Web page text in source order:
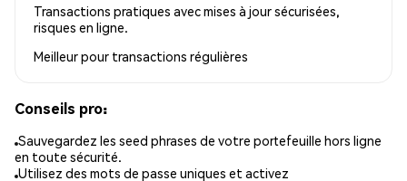
Transactions pratiques avec mises à jour sécurisées,
risques en ligne.
Meilleur pour transactions régulières
Conseils pro:
Sauvegardez les seed phrases de votre portefeuille hors ligne
en toute sécurité.
Utilisez des mots de passe uniques et activez